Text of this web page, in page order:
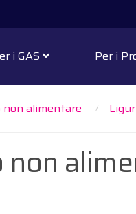
i GAS Per i
alimentare